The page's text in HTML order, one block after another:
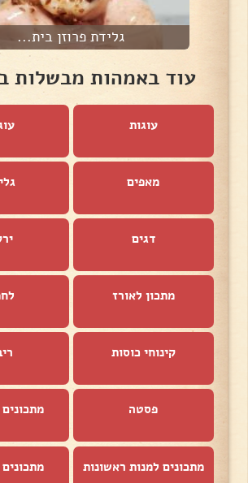
גלידת פרוזן בית...
עוד באמהות מבשלות
עוגות
מאפים
דגים
מתכון לאורז
קינוחי כוסות
פסטה
מתכונים למנות ראשונות